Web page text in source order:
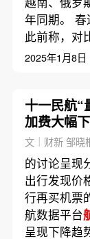
年同期。 春
此前称，
2025年1月8日
十一民航“
加费大幅
文｜财新 邹晓
的讨论呈现
出行发现价
行再买机票
航数据平台
呈现下降趋